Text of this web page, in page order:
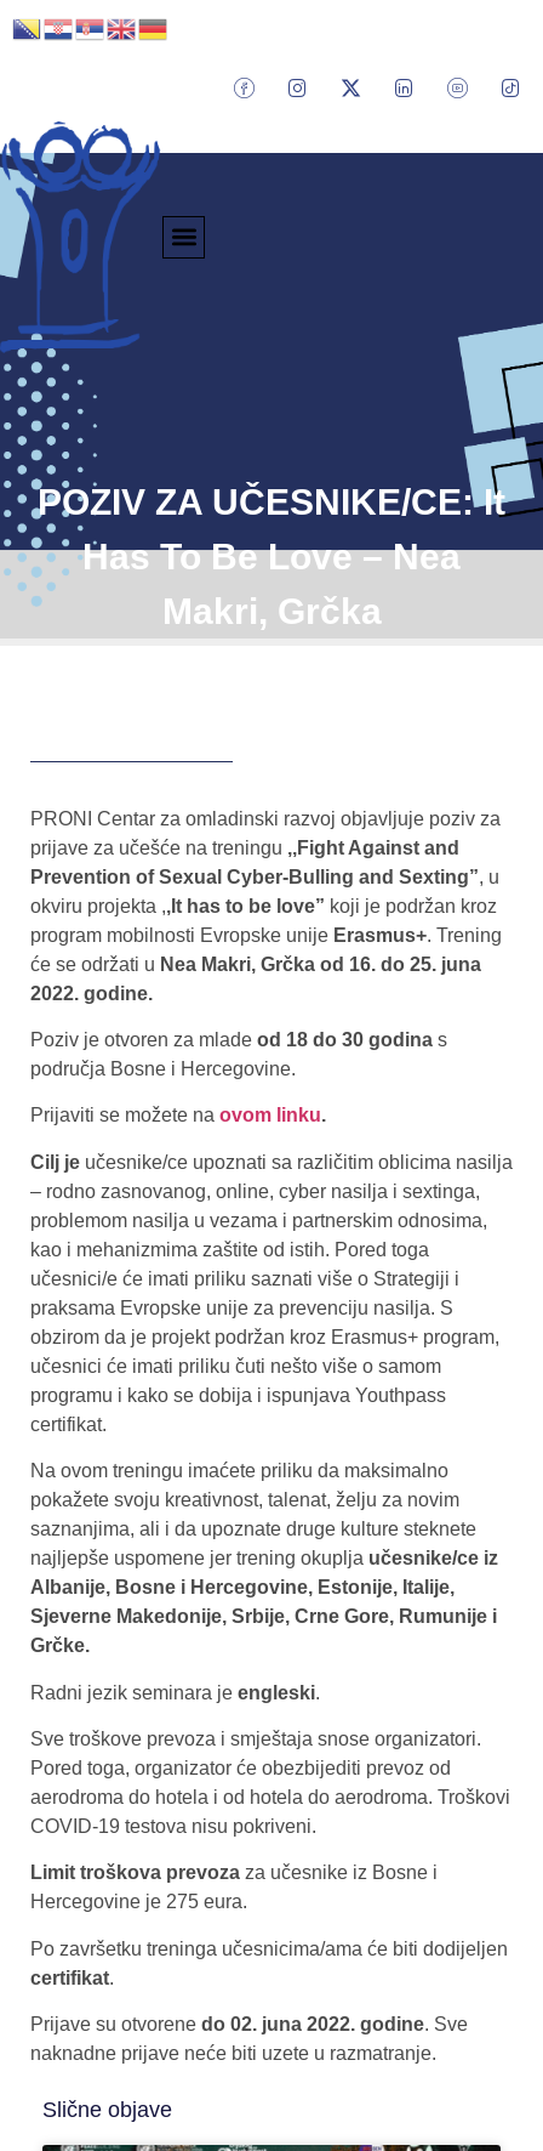
POZIV ZA UČESNIKE/CE: It
Has To Be Love – Nea
Makri, Grčka
PRONI Centar za omladinski razvoj objavljuje poziv za
prijave za učešće na treningu ,,Fight Against and
Prevention of Sexual Cyber-Bulling and Sexting”, u
okviru projekta ,,It has to be love” koji je podržan kroz
program mobilnosti Evropske unije Erasmus+. Trening
će se održati u Nea Makri, Grčka od 16. do 25. juna
2022. godine.
Poziv je otvoren za mlade od 18 do 30 godina s
područja Bosne i Hercegovine.
Prijaviti se možete na ovom linku.
Cilj je učesnike/ce upoznati sa različitim oblicima nasilja
– rodno zasnovanog, online, cyber nasilja i sextinga,
problemom nasilja u vezama i partnerskim odnosima,
kao i mehanizmima zaštite od istih. Pored toga
učesnici/e će imati priliku saznati više o Strategiji i
praksama Evropske unije za prevenciju nasilja. S
obzirom da je projekt podržan kroz Erasmus+ program,
učesnici će imati priliku čuti nešto više o samom
programu i kako se dobija i ispunjava Youthpass
certifikat.
Na ovom treningu imaćete priliku da maksimalno
pokažete svoju kreativnost, talenat, želju za novim
saznanjima, ali i da upoznate druge kulture steknete
najljepše uspomene jer trening okuplja učesnike/ce iz
Albanije, Bosne i Hercegovine, Estonije, Italije,
Sjeverne Makedonije, Srbije, Crne Gore, Rumunije i
Grčke.
Radni jezik seminara je engleski.
Sve troškove prevoza i smještaja snose organizatori.
Pored toga, organizator će obezbijediti prevoz od
aerodroma do hotela i od hotela do aerodroma. Troškovi
COVID-19 testova nisu pokriveni.
Limit troškova prevoza za učesnike iz Bosne i
Hercegovine je 275 eura.
Po završetku treninga učesnicima/ama će biti dodijeljen
certifikat.
Prijave su otvorene do 02. juna 2022. godine. Sve
naknadne prijave neće biti uzete u razmatranje.
Slične objave